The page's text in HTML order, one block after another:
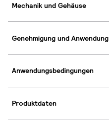
Mechanik und Gehäuse
Genehmigung und Anwendung
Anwendungsbedingungen
Produktdaten